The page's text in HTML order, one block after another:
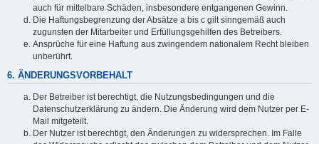
auch für mittelbare Schäden, insbesondere entgangenen Gewinn.
Die Haftungsbegrenzung der Absätze a bis c gilt sinngemäß auch
zugunsten der Mitarbeiter und Erfüllungsgehilfen des Betreibers.
Ansprüche für eine Haftung aus zwingendem nationalem Recht bleiben
unberührt.
6. ÄNDERUNGSVORBEHALT
Der Betreiber ist berechtigt, die Nutzungsbedingungen und die
Datenschutzerklärung zu ändern. Die Änderung wird dem Nutzer per E-
Mail mitgeteilt.
Der Nutzer ist berechtigt, den Änderungen zu widersprechen. Im Falle